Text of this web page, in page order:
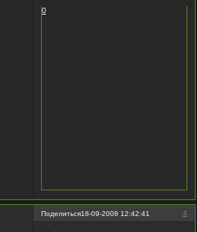
0
Поделиться 4
18-09-2008 12:42:41